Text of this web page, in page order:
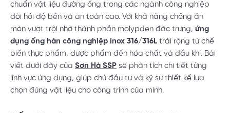
chuẩn vật liệu đường ống trong các ngành công nghiệp
đòi hỏi độ bền và an toàn cao. Với khả năng chống ăn
mòn vượt trội nhờ thành phần molypden đặc trưng, ứng
dụng ống hàn công nghiệp inox 316/316L trải rộng từ chế
biến thực phẩm, dược phẩm đến hóa chất và dầu khí. Bài
viết dưới đây của Sơn Hà SSP sẽ phân tích chi tiết từng
lĩnh vực ứng dụng, giúp chủ đầu tư và kỹ sư thiết kế lựa
chọn đúng vật liệu cho công trình của mình.